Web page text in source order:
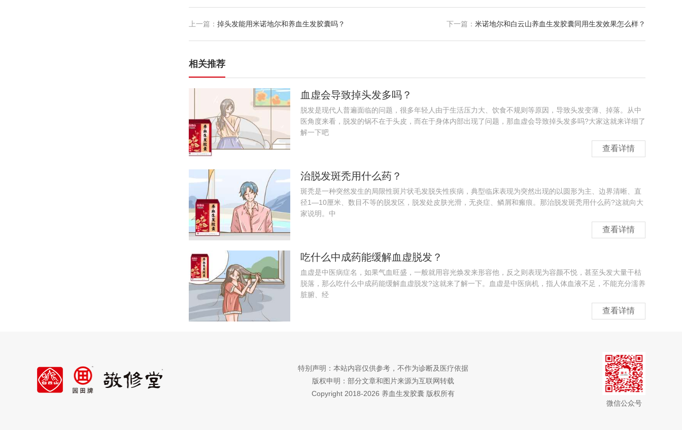
上一篇： 掉头发能用米诺地尔和养血生发胶囊吗？ 下一篇： 米诺地尔和白云山养血生发胶囊同用生发效果怎么样？
相关推荐
血虚会导致掉头发多吗？
脱发是现代人普遍面临的问题，很多年轻人由于生活压力大、饮食不规则等原因，导致头发变薄、掉落。从中
医角度来看，脱发的锅不在于头皮，而在于身体内部出现了问题，那血虚会导致掉头发多吗?大家这就来详细了
解一下吧
查看详情
治脱发斑秃用什么药？
斑秃是一种突然发生的局限性斑片状毛发脱失性疾病，典型临床表现为突然出现的以圆形为主、边界清晰、直
径1—10厘米、数目不等的脱发区，脱发处皮肤光滑，无炎症、鳞屑和瘢痕。那治脱发斑秃用什么药?这就向大
家说明。中
查看详情
吃什么中成药能缓解血虚脱发？
血虚是中医病症名，如果气血旺盛，一般就用容光焕发来形容他，反之则表现为容颜不悦，甚至头发大量干枯
脱落，那么吃什么中成药能缓解血虚脱发?这就来了解一下。血虚是中医病机，指人体血液不足，不能充分濡养
脏腑、经
查看详情
特别声明：本站内容仅供参考，不作为诊断及医疗依据
版权申明：部分文章和图片来源为互联网转载
Copyright 2018-2026 养血生发胶囊 版权所有
微信公众号